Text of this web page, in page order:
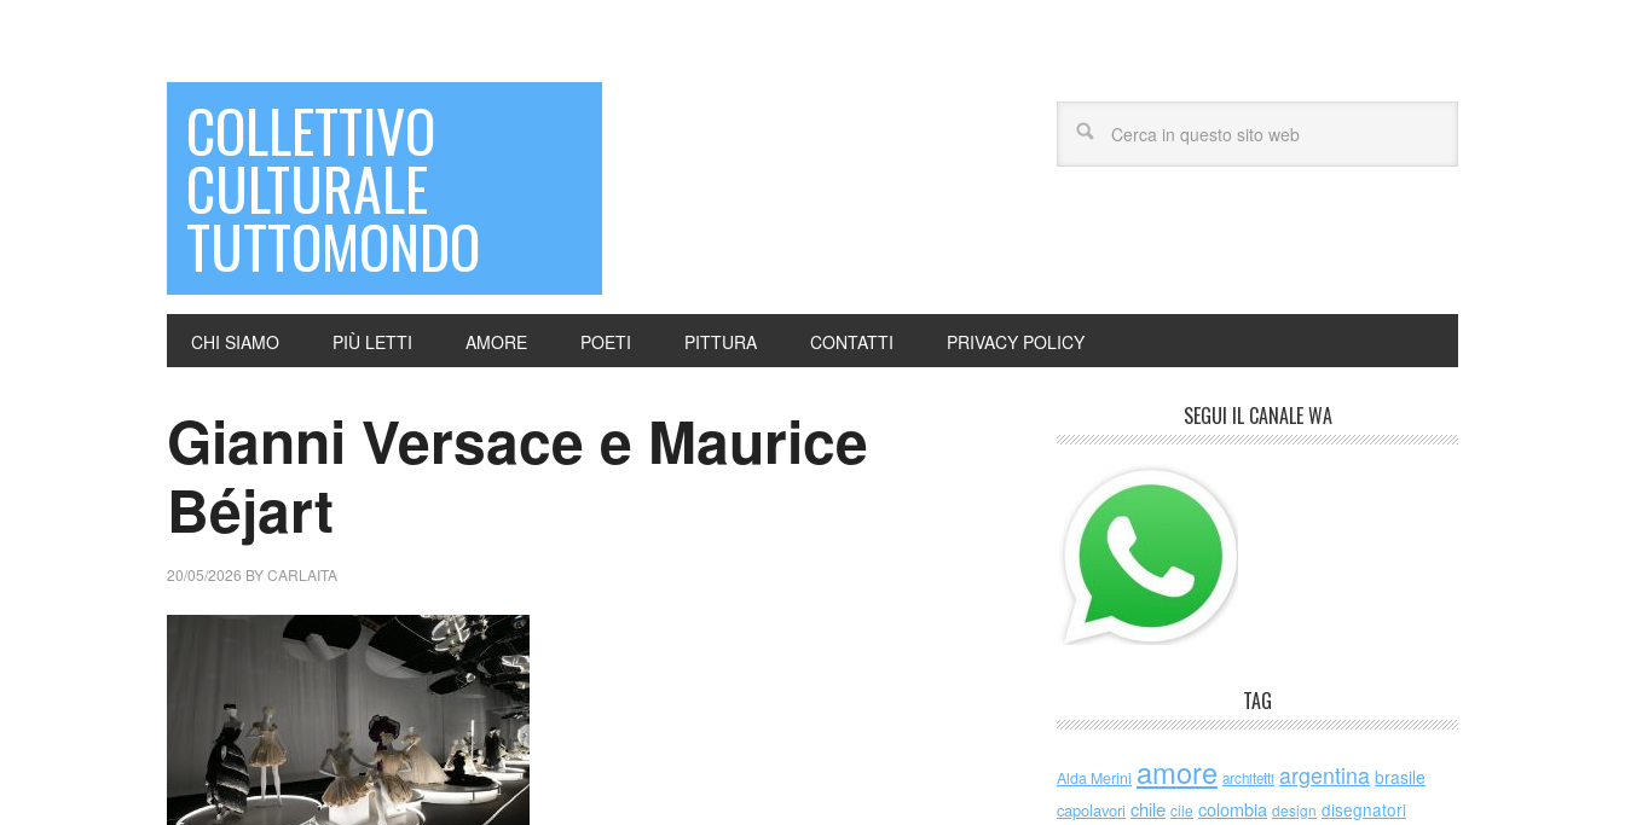
COLLETTIVO
CULTURALE
TUTTOMONDO
CHI SIAMO PIÙ LETTI AMORE POETI PITTURA CONTATTI PRIVACY POLICY
Gianni Versace e Maurice
Béjart
20/05/2026 BYCARLAITA
SEGUI IL CANALE WA
TAG
Alda Merini amore architetti argentina brasile
capolavori chile cile colombia design disegnatori